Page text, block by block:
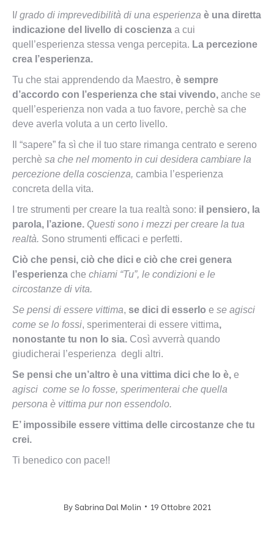
l grado di imprevedibilità di una esperienza è una diretta
indicazione del livello di coscienza a cui
quell’esperienza stessa venga percepita. La percezione
crea l’esperienza.
Tu che stai apprendendo da Maestro, è sempre
d’accordo con l’esperienza che stai vivendo, anche se
quell’esperienza non vada a tuo favore, perchè sa che
deve averla voluta a un certo livello.
Il “sapere” fa sì che il tuo stare rimanga centrato e sereno
perchè sa che nel momento in cui desidera cambiare la
percezione della coscienza, cambia l’esperienza
concreta della vita.
I tre strumenti per creare la tua realtà sono: il pensiero, la
parola, l’azione. Questi sono i mezzi per creare la tua
realtà. Sono strumenti efficaci e perfetti.
Ciò che pensi, ciò che dici e ciò che crei genera
l’esperienza che chiami “Tu”, le condizioni e le
circostanze di vita.
Se pensi di essere vittima, se dici di esserlo e se agisci
come se lo fossi, sperimenterai di essere vittima,
nonostante tu non lo sia. Così avverrà quando
giudicherai l’esperienza degli altri.
Se pensi che un’altro è una vittima dici che lo è, e
agisci come se lo fosse, sperimenterai che quella
persona è vittima pur non essendolo.
E’ impossibile essere vittima delle circostanze che tu
crei.
Ti benedico con pace!!
BySabrina Dal Molin 19 Ottobre 2021